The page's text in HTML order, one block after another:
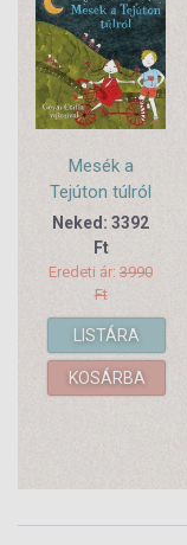
Mesék a
Tejúton túlról
Neked: 3392
Ft
Eredeti ár: 3990
Ft
LISTÁRA
KOSÁRBA